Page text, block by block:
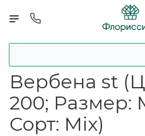
Вербена st
200; Размер:
Сорт: Mix)